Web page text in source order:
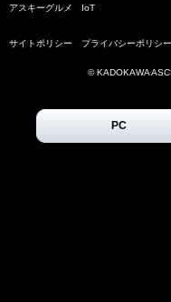
アスキーグルメ IoT
サイトポリシー プライバシーポリシー
© KADOKAWA
PC